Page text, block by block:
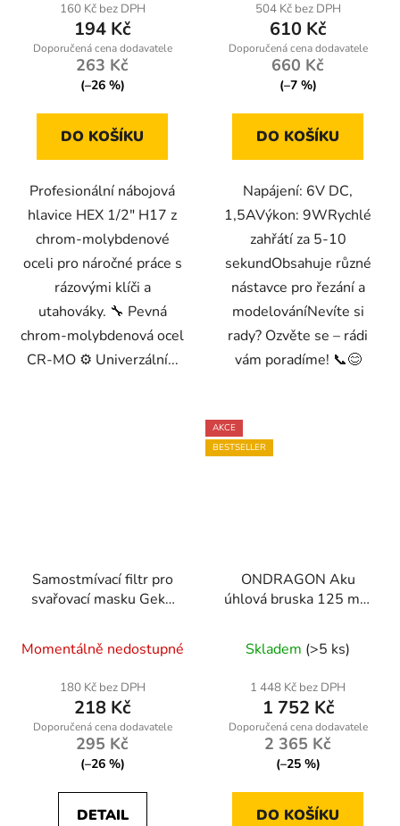
160 Kč bez DPH
194 Kč
263 Kč
(–26 %)
DO KOŠÍKU
Profesionální nábojová
hlavice HEX 1/2" H17 z
chrom-molybdenové
oceli pro náročné práce s
rázovými klíči a
utahováky. 🔧 Pevná
chrom-molybdenová ocel
CR-MO ⚙️ Univerzální...
504 Kč bez DPH
610 Kč
660 Kč
(–7 %)
DO KOŠÍKU
Napájení: 6V DC,
1,5AVýkon: 9WRychlé
zahřátí za 5-10
sekundObsahuje různé
nástavce pro řezání a
modelováníNevíte si
rady? Ozvěte se – rádi
vám poradíme! 📞😊
Samostmívací filtr pro
svařovací masku Geko
Momentálně nedostupné
180 Kč bez DPH
218 Kč
295 Kč
(–26 %)
DETAIL
AKCE
BESTSELLER
ONDRAGON Aku
úhlová bruska 125 mm
3 stupně otáček
hodnocení
produktu
je
5,0
z
hvězdiček.
Skladem (>5 ks)
1 448 Kč bez DPH
1 752 Kč
2 365 Kč
(–25 %)
DO KOŠÍKU